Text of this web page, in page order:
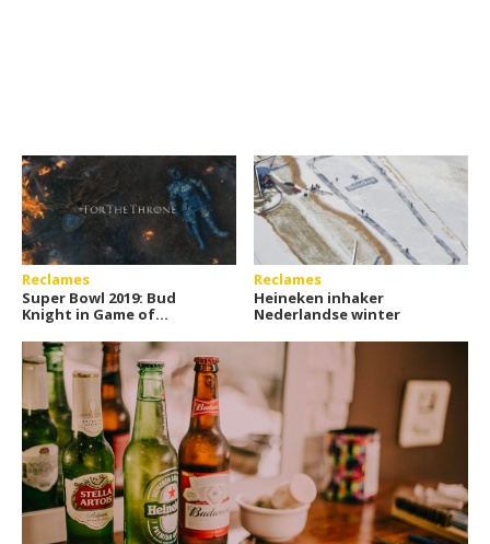
Reclames
Super Bowl 2019: Bud
Knight in Game of
Reclames
Heineken inhaker
Nederlandse winter